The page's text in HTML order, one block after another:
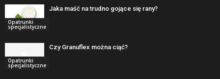
Opatrunki
specjalistyczne
Jaka maść na trudno gojące się rany?
Opatrunki
specjalistyczne
Czy Granuflex można ciąć?